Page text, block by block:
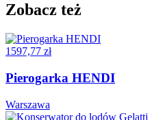
Zobacz też
1597,77 zł
Pierogarka HENDI
Warszawa